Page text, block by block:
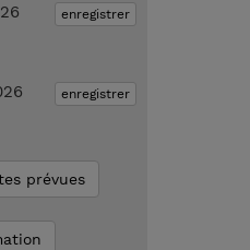
enregistrer
enregistrer
prévues